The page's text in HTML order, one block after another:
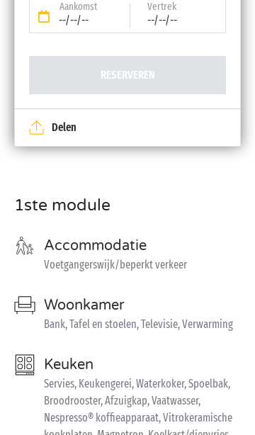
Aankomst
--/--/--
Vertrek
--/--/--
RESERVEREN
Delen
1ste module
Accommodatie
Voetgangerswijk/beperkt verkeer
Woonkamer
Bank, Tafel en stoelen, Televisie, Verwarming
Keuken
Servies, Keukengerei, Waterkoker, Spoelbak,
Broodrooster, Afzuigkap, Vaatwasser,
Nespresso® koffieapparaat, Vitrokeramische